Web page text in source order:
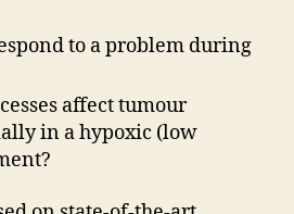
to a problem during
affect tumour
in a hypoxic (low